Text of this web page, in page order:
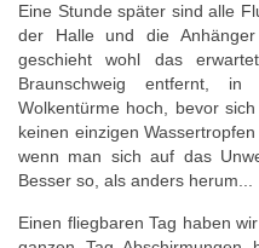
Eine Stunde später sind alle
der Halle und die
geschieht wohl das
Braunschweig entfernt,
Wolkentürme hoch, bevor
keinen einzigen
wenn man sich auf das
Besser so, als anders herum...
Einen fliegbaren Tag haben